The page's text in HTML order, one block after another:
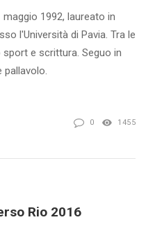
1992, laureato in
l'Università di Pavia. Tra le
e scrittura. Seguo in
pallavolo.
0 1455
Rio 2016